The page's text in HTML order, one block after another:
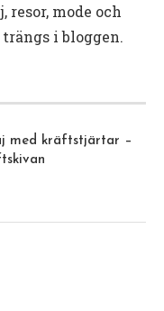
mode och
i bloggen.
med kräftstjärtar –